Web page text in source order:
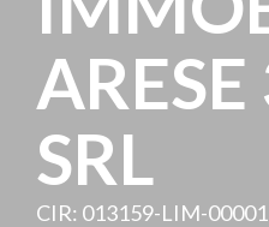
SRL
CIR: 013159-LIM-